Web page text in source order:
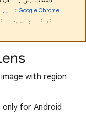
Google Chrome کے پہلے سے شامل ترجمے کی خصوصیت
کر کے اپنی پسند
with region
only for Android